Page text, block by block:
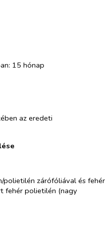
15 hónap
az eredeti
zárófóliával és fehér
fehér polietilén (nagy